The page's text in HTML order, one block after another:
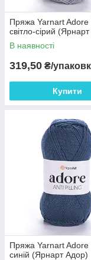
Пряжа Yarnart
світло-сірий
В наявності
319,50 ₴/
Купити
Пряжа Yarnart
синій (Ярнарт Адор)